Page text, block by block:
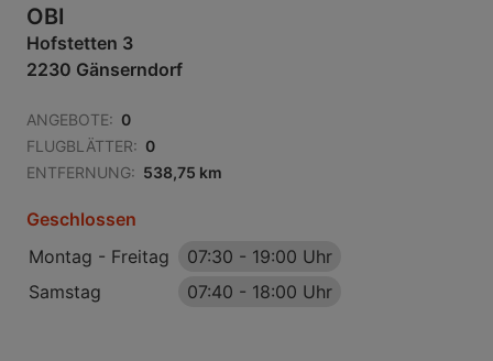
OBI
Hofstetten 3
2230 Gänserndorf
ANGEBOTE: 0
FLUGBLÄTTER: 0
ENTFERNUNG: 538,75 km
Geschlossen
Montag - Freitag
07:30 - 19:00 Uhr
Samstag
07:40 - 18:00 Uhr